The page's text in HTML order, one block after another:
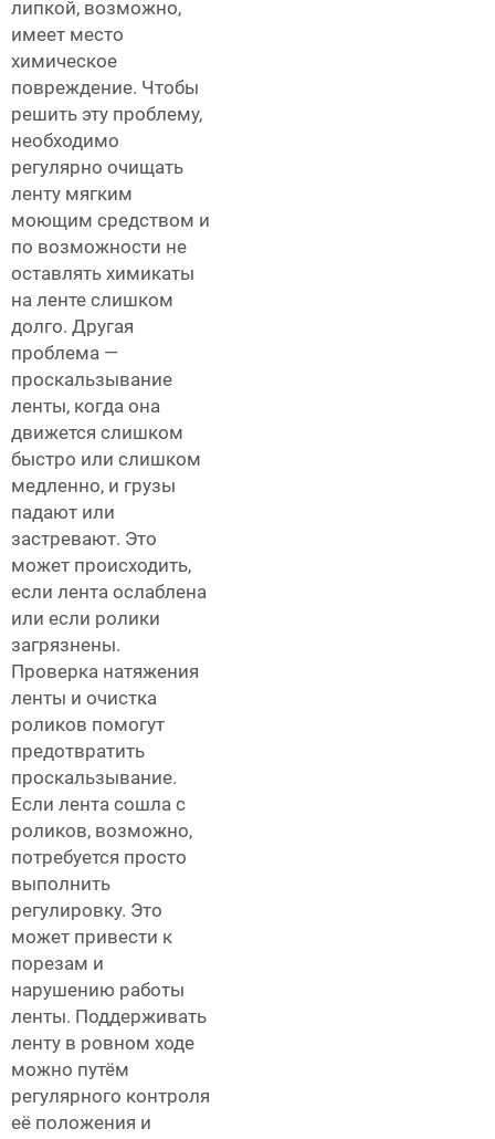
липкой, возможно,
имеет место
химическое
повреждение. Чтобы
решить эту проблему,
необходимо
регулярно очищать
ленту мягким
моющим средством и
по возможности не
оставлять химикаты
на ленте слишком
долго. Другая
проблема —
проскальзывание
ленты, когда она
движется слишком
быстро или слишком
медленно, и грузы
падают или
застревают. Это
может происходить,
если лента ослаблена
или если ролики
загрязнены.
Проверка натяжения
ленты и очистка
роликов помогут
предотвратить
проскальзывание.
Если лента сошла с
роликов, возможно,
потребуется просто
выполнить
регулировку. Это
может привести к
порезам и
нарушению работы
ленты. Поддерживать
ленту в ровном ходе
можно путём
регулярного контроля
её положения и